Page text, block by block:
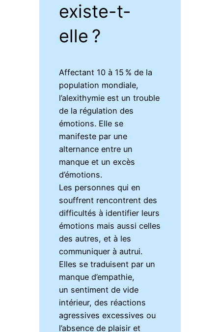
existe-t-
elle ?
Affectant 10 à 15 % de la
population mondiale,
l’alexithymie est un trouble
de la régulation des
émotions. Elle se
manifeste par une
alternance entre un
manque et un excès
d’émotions.
Les personnes qui en
souffrent rencontrent des
difficultés à identifier leurs
émotions mais aussi celles
des autres, et à les
communiquer à autrui.
Elles se traduisent par un
manque d’empathie,
un sentiment de vide
intérieur, des réactions
agressives excessives ou
l’absence de plaisir et